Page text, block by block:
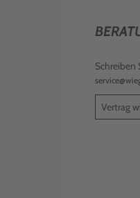
€
Schreiben
Vertrag